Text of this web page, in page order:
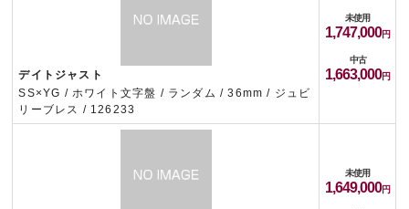
デイトジャスト
SS×YG / ホワイト文字盤 / ランダム / 36mm / ジュビ
リーブレス / 126233
未使用
1,747,000
中古
1,663,000
未使用
1,649,000